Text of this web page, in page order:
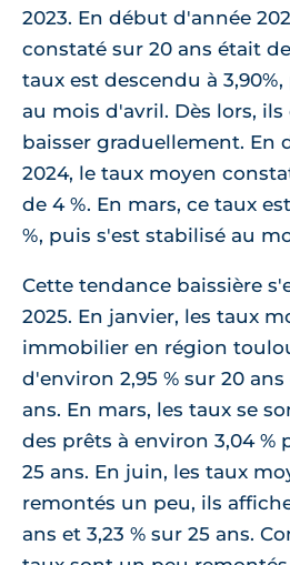
2023. En début d'année
constaté sur 20 ans était
taux est descendu à
au mois d'avril. Dès lors,
baisser graduellement. En
2024, le taux moyen
de 4 %. En mars, ce taux
%, puis s'est stabilisé au
Cette tendance baissière
2025. En janvier, les taux
immobilier en région
d'environ 2,95 % sur 20 ans
ans. En mars, les taux se
des prêts à environ 3,04 %
25 ans. En juin, les taux
remontés un peu, ils
ans et 3,23 % sur 25 ans.